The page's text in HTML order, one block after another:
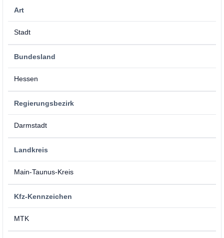
Art
Stadt
Bundesland
Hessen
Regierungsbezirk
Darmstadt
Landkreis
Main-Taunus-Kreis
Kfz-Kennzeichen
MTK